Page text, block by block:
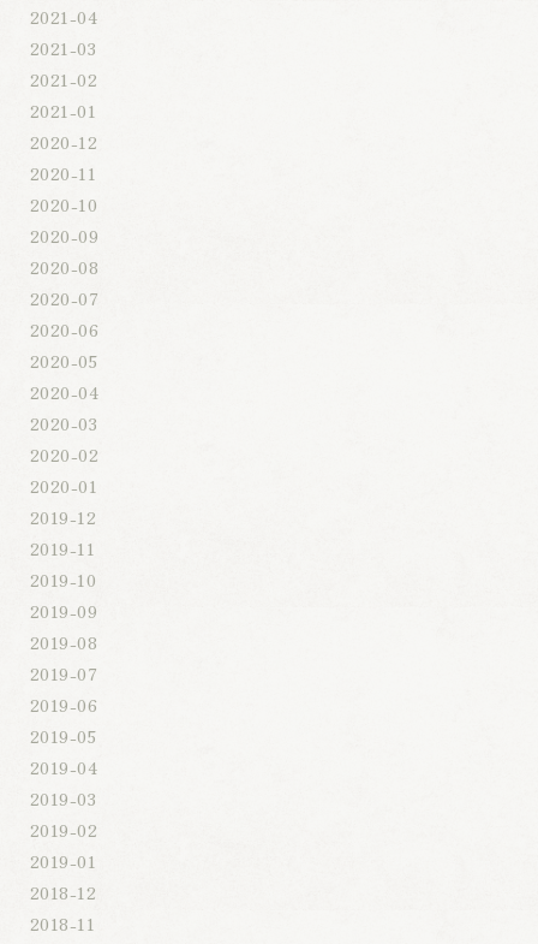
2021-04
2021-03
2021-02
2021-01
2020-12
2020-11
2020-10
2020-09
2020-08
2020-07
2020-06
2020-05
2020-04
2020-03
2020-02
2020-01
2019-12
2019-11
2019-10
2019-09
2019-08
2019-07
2019-06
2019-05
2019-04
2019-03
2019-02
2019-01
2018-12
2018-11